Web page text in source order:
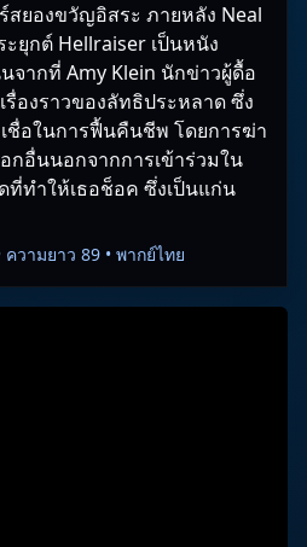
ยองขวัญอิสระ ภายหลัง Neal
ยุกต์ Hellraiser เป็นหนัง
นจากที่ Amy Klein นักข่าวผู้ดื้อ
รื่องราวของลัทธิประหลาด ซึ่ง
ชื่อในการฟื้นคืนชีพ โดยการฆ่า
กอื่นนอกจากการเข้าร่วมใน
ที่ทำให้เธอช็อค ซึ่งเป็นแก่น
วามยาว 89 • พากย์ไทย